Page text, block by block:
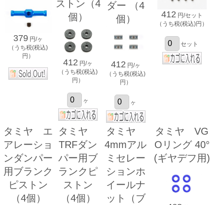
379 円/ヶ
（うち税(税込)
円）
ストン（4
個）
412 円/ヶ
（うち税(税込)
円）
ヶ
ダー （4
個）
412 円/ヶ
（うち税(税込)
円）
ヶ
412 円/セット
（うち税(税込)円）
セット
タミヤ エ
アレーショ
ンダンパー
用ブランク
ピストン
（4個）
タミヤ
TRFダン
パー用ブ
ランクピ
ストン
（4個）
タミヤ
4mmアル
ミセレー
ションホ
イールナ
ット（ブ
タミヤ VG
Oリング 40°
(ギヤデフ用)